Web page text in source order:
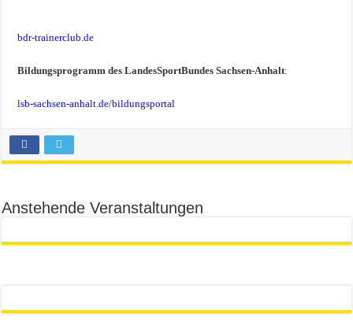
bdr-trainerclub.de
Bildungsprogramm des LandesSportBundes Sachsen-Anhalt:
lsb-sachsen-anhalt.de/bildungsportal
Anstehende Veranstaltungen